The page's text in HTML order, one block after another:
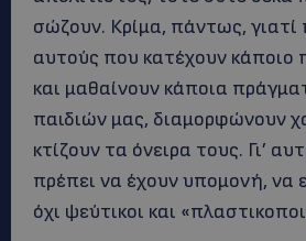
σώζουν. Κρίμα, πάντως, γιατί
αυτούς που κατέχουν κάποιο
και μαθαίνουν κάποια
παιδιών μας, διαμορφώνουν
κτίζουν τα όνειρα τους. Γι’
πρέπει να έχουν υπομονή, να
όχι ψεύτικοι και